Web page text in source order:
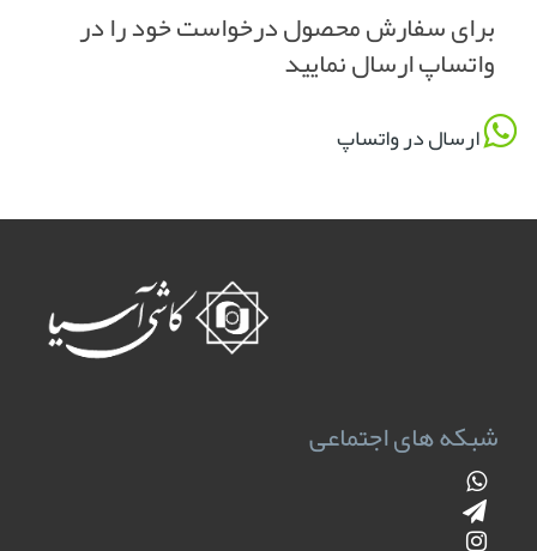
برای سفارش محصول درخواست خود را در
واتساپ ارسال نمایید
ارسال در واتساپ
شبکه های اجتماعی